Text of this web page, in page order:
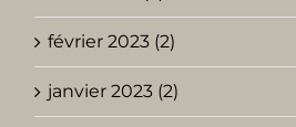
février 2023 (2)
janvier 2023 (2)